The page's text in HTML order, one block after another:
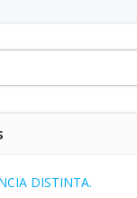
DISTINTA.